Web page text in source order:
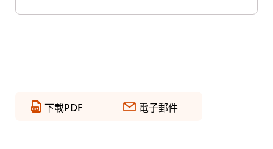
下載PDF 電子郵件